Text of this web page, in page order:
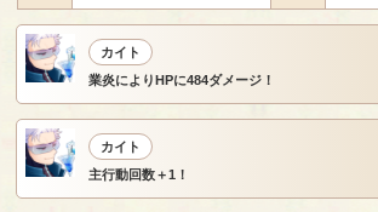
カイト
業炎によりHPに484ダメージ！
カイト
主行動回数＋1！